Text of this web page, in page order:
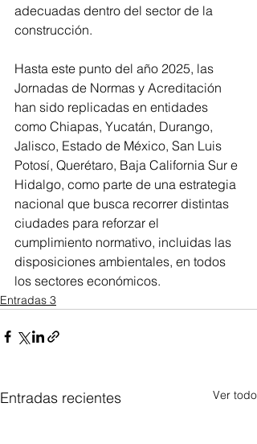
adecuadas dentro del sector de la
construcción.
Hasta este punto del año 2025, las
Jornadas de Normas y Acreditación
han sido replicadas en entidades
como Chiapas, Yucatán, Durango,
Jalisco, Estado de México, San Luis
Potosí, Querétaro, Baja California Sur e
Hidalgo, como parte de una estrategia
nacional que busca recorrer distintas
ciudades para reforzar el
cumplimiento normativo, incluidas las
disposiciones ambientales, en todos
los sectores económicos.
Entradas 3
Entradas recientes Ver todo